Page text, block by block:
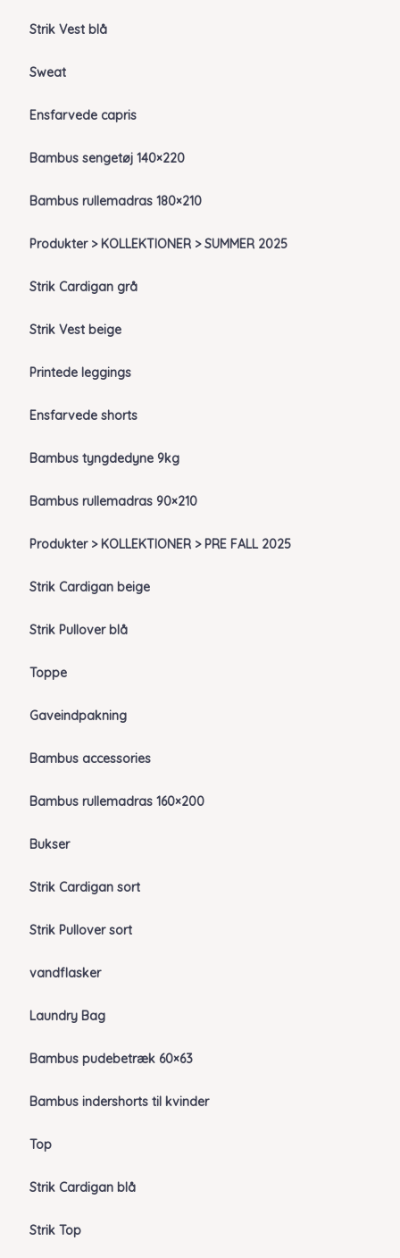
Strik Vest blå
Sweat
Ensfarvede capris
Bambus sengetøj 140×220
Bambus rullemadras 180×210
Produkter > KOLLEKTIONER > SUMMER 2025
Strik Cardigan grå
Strik Vest beige
Printede leggings
Ensfarvede shorts
Bambus tyngdedyne 9kg
Bambus rullemadras 90×210
Produkter > KOLLEKTIONER > PRE FALL 2025
Strik Cardigan beige
Strik Pullover blå
Toppe
Gaveindpakning
Bambus accessories
Bambus rullemadras 160×200
Bukser
Strik Cardigan sort
Strik Pullover sort
vandflasker
Laundry Bag
Bambus pudebetræk 60×63
Bambus indershorts til kvinder
Top
Strik Cardigan blå
Strik Top